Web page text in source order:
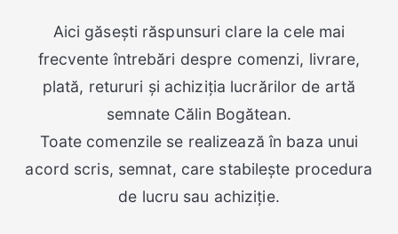
Aici găsești răspunsuri clare la cele mai
frecvente întrebări despre comenzi, livrare,
plată, retururi și achiziția lucrărilor de artă
semnate Călin Bogătean.
Toate comenzile se realizează în baza unui
acord scris, semnat, care stabilește procedura
de lucru sau achiziție.